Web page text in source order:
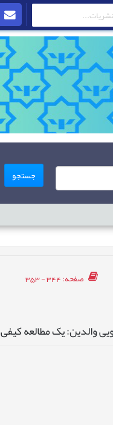
جستجو
صفحه: 344 - 353
والدین: یک مطالعه کیفی